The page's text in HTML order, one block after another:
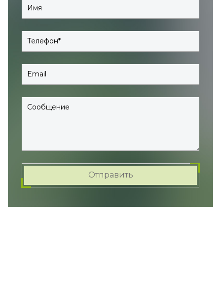
Имя
Телефон
Email
Сообщение
Отправить